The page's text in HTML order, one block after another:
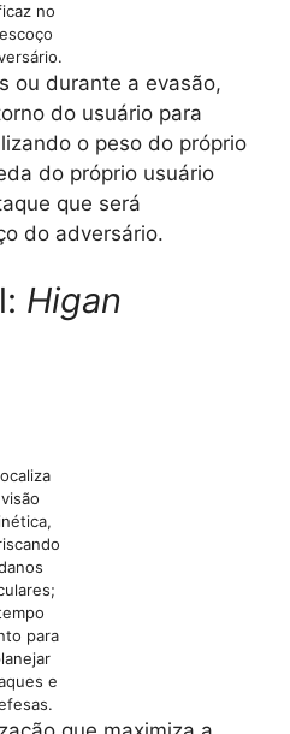
no
ou durante a evasão,
do usuário para
o peso do próprio
do próprio usuário
que será
do adversário.
Higan
visão
para
e